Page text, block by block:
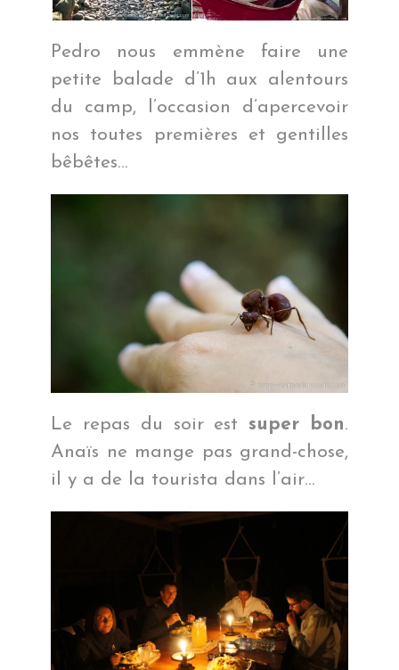
Pedro nous emmène faire une
petite balade d’1h aux alentours
du camp, l’occasion d’apercevoir
nos toutes premières et gentilles
bêbêtes…
Le repas du soir est super bon.
Anaïs ne mange pas grand-chose,
il y a de la tourista dans l’air…